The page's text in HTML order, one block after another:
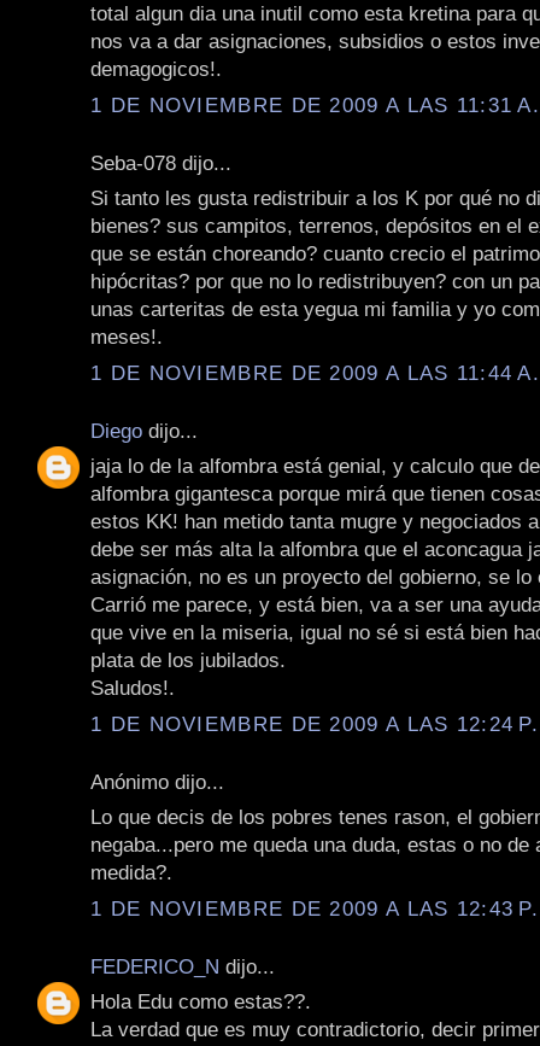
total algun dia una inutil como esta kretina para
nos va a dar asignaciones, subsidios o estos
demagogicos!.
1 DE NOVIEMBRE DE 2009 A LAS 11:31
Seba-078 dijo...
Si tanto les gusta redistribuir a los K por qué no
bienes? sus campitos, terrenos, depósitos en el
que se están choreando? cuanto crecio el
hipócritas? por que no lo redistribuyen? con un
unas carteritas de esta yegua mi familia y yo
meses!.
1 DE NOVIEMBRE DE 2009 A LAS 11:44
Diego dijo...
jaja lo de la alfombra está genial, y calculo que
alfombra gigantesca porque mirá que tienen
estos KK! han metido tanta mugre y negociados
debe ser más alta la alfombra que el aconcagua
asignación, no es un proyecto del gobierno, se lo
Carrió me parece, y está bien, va a ser una
que vive en la miseria, igual no sé si está bien
plata de los jubilados.
Saludos!.
1 DE NOVIEMBRE DE 2009 A LAS 12:24
Anónimo dijo...
Lo que decis de los pobres tenes rason, el
negaba...pero me queda una duda, estas o no de
medida?.
1 DE NOVIEMBRE DE 2009 A LAS 12:43
FEDERICO_N dijo...
Hola Edu como estas??.
La verdad que es muy contradictorio, decir